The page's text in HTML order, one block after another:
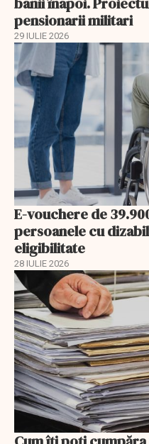
pensionarii militari
29 IULIE 2026
E-vouchere de
persoanele cu
eligibilitate
28 IULIE 2026